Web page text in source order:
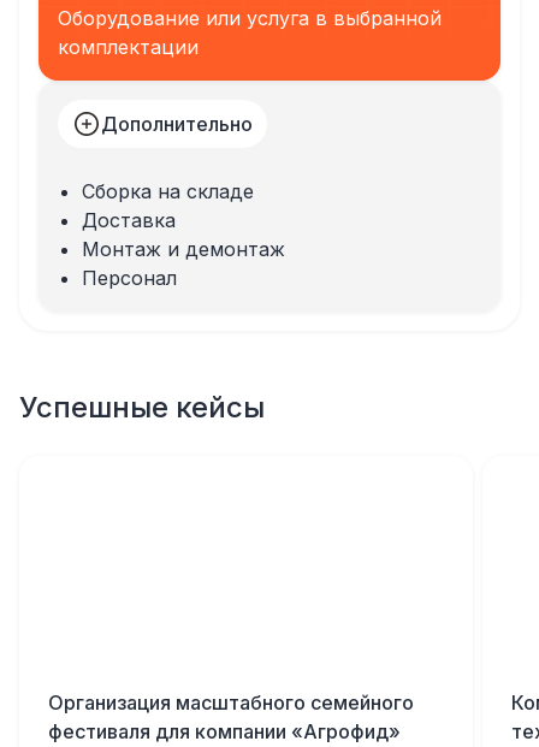
Оборудование или услуга в выбранной
комплектации
Дополнительно
Сборка на складе
Доставка
Монтаж и демонтаж
Персонал
Успешные кейсы
Организация масштабного семейного
фестиваля для компании «Агрофид»